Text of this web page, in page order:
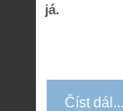
já.
Číst dál...